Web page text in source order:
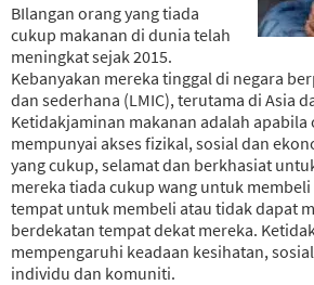
BIlangan orang yang tiada
cukup makanan di dunia telah
meningkat sejak 2015.
Kebanyakan mereka tinggal di negara
dan sederhana (LMIC), terutama di Asia
Ketidakjaminan makanan adalah apabila
mempunyai akses fizikal, sosial dan
yang cukup, selamat dan berkhasiat
mereka tiada cukup wang untuk
tempat untuk membeli atau tidak dapat
berdekatan tempat dekat mereka.
mempengaruhi keadaan kesihatan,
individu dan komuniti.